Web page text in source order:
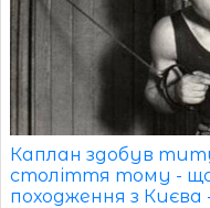
Каплан здобув
століття тому - що
походження з Києва